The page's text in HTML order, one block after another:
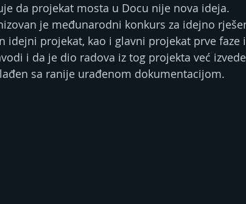
da projekat mosta u Docu nije nova ideja.
je međunarodni konkurs za idejno
idejni projekat, kao i glavni projekat prve faze
i da je dio radova iz tog projekta već
sa ranije urađenom dokumentacijom.